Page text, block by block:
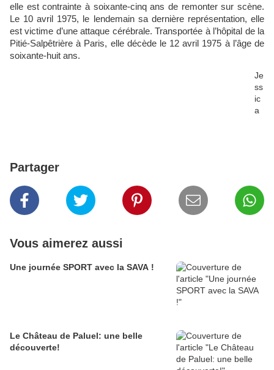
elle est contrainte à soixante-cinq ans de remonter sur scène.
Le 10 avril 1975, le lendemain sa dernière représentation, elle
est victime d’une attaque cérébrale. Transportée à l’hôpital de la
Pitié-Salpêtrière à Paris, elle décède le 12 avril 1975 à l’âge de
soixante-huit ans.
Je
ss
ic
a
Partager
Vous aimerez aussi
Une journée SPORT avec la SAVA !
Le Château de Paluel: une belle
découverte!